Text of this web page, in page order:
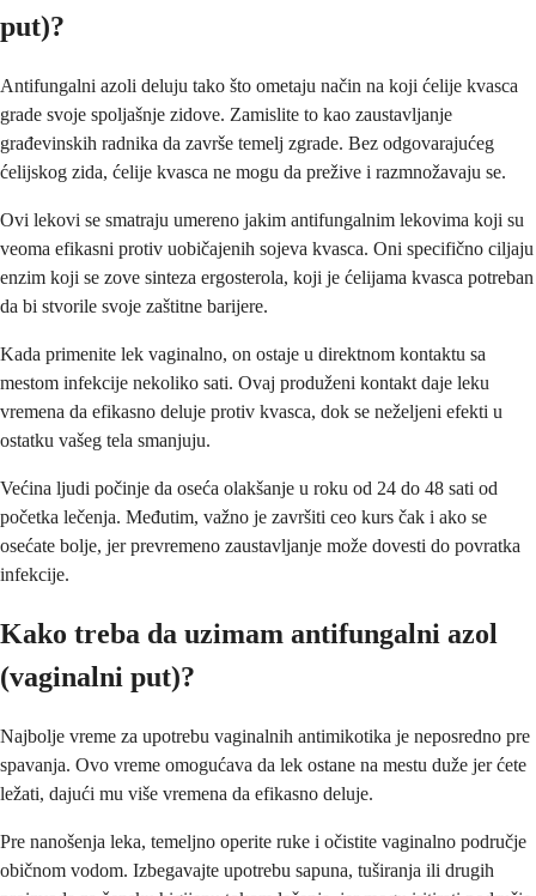
put)?
Antifungalni azoli deluju tako što ometaju način na koji ćelije kvasca
grade svoje spoljašnje zidove. Zamislite to kao zaustavljanje
građevinskih radnika da završe temelj zgrade. Bez odgovarajućeg
ćelijskog zida, ćelije kvasca ne mogu da prežive i razmnožavaju se.
Ovi lekovi se smatraju umereno jakim antifungalnim lekovima koji su
veoma efikasni protiv uobičajenih sojeva kvasca. Oni specifično ciljaju
enzim koji se zove sinteza ergosterola, koji je ćelijama kvasca potreban
da bi stvorile svoje zaštitne barijere.
Kada primenite lek vaginalno, on ostaje u direktnom kontaktu sa
mestom infekcije nekoliko sati. Ovaj produženi kontakt daje leku
vremena da efikasno deluje protiv kvasca, dok se neželjeni efekti u
ostatku vašeg tela smanjuju.
Većina ljudi počinje da oseća olakšanje u roku od 24 do 48 sati od
početka lečenja. Međutim, važno je završiti ceo kurs čak i ako se
osećate bolje, jer prevremeno zaustavljanje može dovesti do povratka
infekcije.
Kako treba da uzimam antifungalni azol
(vaginalni put)?
Najbolje vreme za upotrebu vaginalnih antimikotika je neposredno pre
spavanja. Ovo vreme omogućava da lek ostane na mestu duže jer ćete
ležati, dajući mu više vremena da efikasno deluje.
Pre nanošenja leka, temeljno operite ruke i očistite vaginalno područje
običnom vodom. Izbegavajte upotrebu sapuna, tuširanja ili drugih